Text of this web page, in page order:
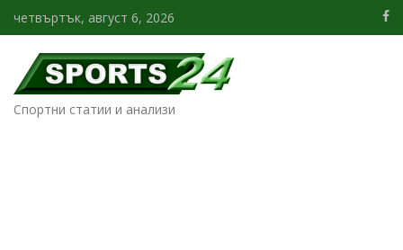
четвъртък, август 6, 2026
Спортни статии и анализи